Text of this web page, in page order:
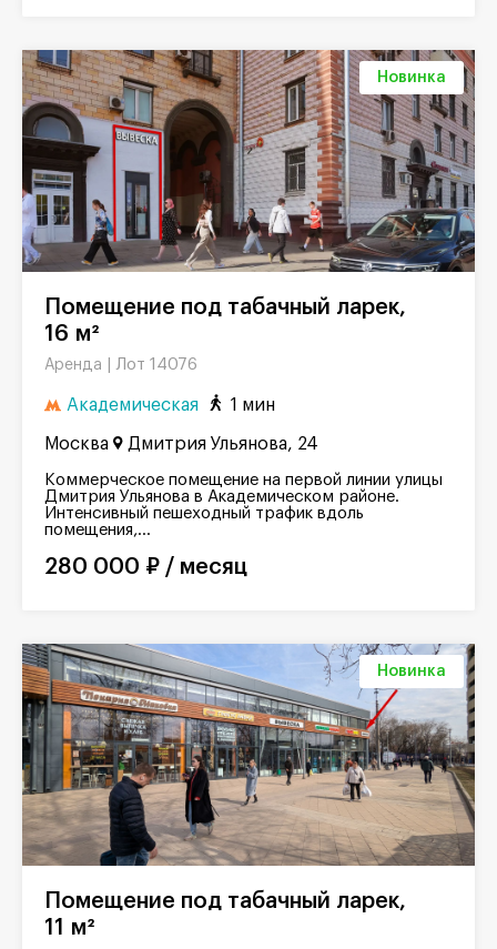
Новинка
Помещение под табачный ларек,
16 м²
Аренда | Лот 14076
Академическая 1 мин
Москва Дмитрия Ульянова, 24
Коммерческое помещение на первой линии улицы
Дмитрия Ульянова в Академическом районе.
Интенсивный пешеходный трафик вдоль
помещения,...
280 000 ₽ / месяц
Новинка
11 м²